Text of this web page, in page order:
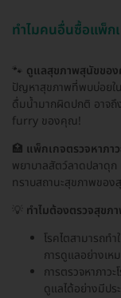
ทำไมคนอื่นซื้อแพ็ก
🐾 ดูแลสุขภาพสุนัขขอ
ปัญหาสุขภาพที่พบบ่อยใ
ดื่มน้ำมากผิดปกติ อาจถึ
furry ของคุณ!
🏥 แพ็กเกจตรวจหาภา
พยาบาลสัตว์ลาดปลาดุ
ทราบสถานะสุขภาพของ
💡 ทำไมต้องตรวจสุขภ
โรคไตสามารถท
การดูแลอย่างเห
การตรวจหาภาว
ดูแลได้อย่างมีปร